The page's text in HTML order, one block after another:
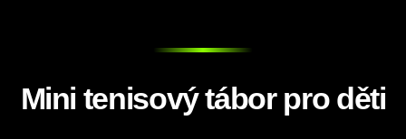
Mini tenisový tábor pro děti